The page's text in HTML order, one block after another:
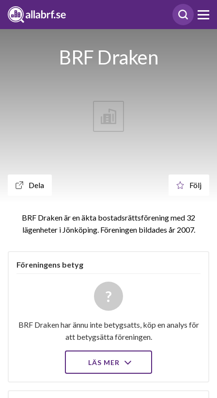
BRF Draken
Dela Följ
BRF Draken är en äkta bostadsrättsförening med 32
lägenheter i Jönköping. Föreningen bildades år 2007
Föreningens betyg
BRF Draken har ännu inte betygsatts, köp en analys för
att betygsätta föreningen.
LÄS MER